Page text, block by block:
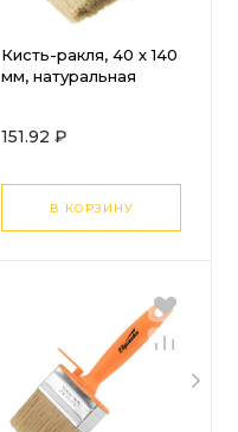
Кисть-ракля, 40 х 140
мм, натуральная
корпус,
Sparta
151.92 ₽
В КОРЗИНУ